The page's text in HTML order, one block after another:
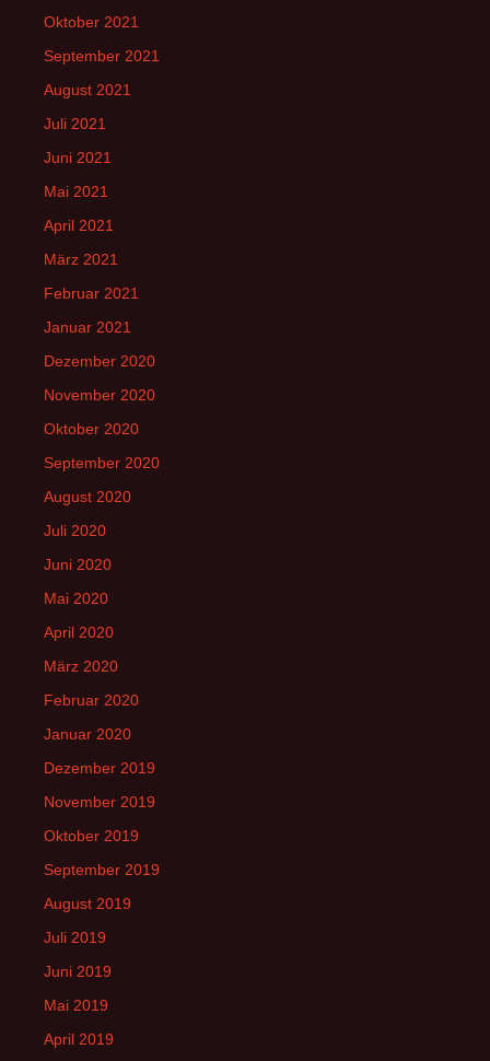
Oktober 2021
September 2021
August 2021
Juli 2021
Juni 2021
Mai 2021
April 2021
März 2021
Februar 2021
Januar 2021
Dezember 2020
November 2020
Oktober 2020
September 2020
August 2020
Juli 2020
Juni 2020
Mai 2020
April 2020
März 2020
Februar 2020
Januar 2020
Dezember 2019
November 2019
Oktober 2019
September 2019
August 2019
Juli 2019
Juni 2019
Mai 2019
April 2019